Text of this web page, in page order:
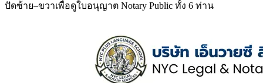
ปัดซ้าย–ขวาเพื่อดูใบอนุญาต Notary Public ทั้ง 6 ท่าน